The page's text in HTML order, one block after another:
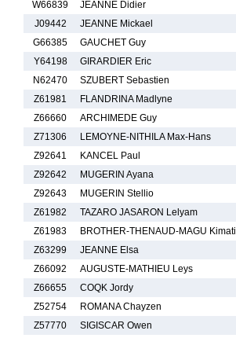
W66839
JEANNE Didier
J09442
JEANNE Mickael
G66385
GAUCHET Guy
Y64198
GIRARDIER Eric
N62470
SZUBERT Sebastien
Z61981
FLANDRINA Madlyne
Z66660
ARCHIMEDE Guy
Z71306
LEMOYNE-NITHILA Max-Hans
Z92641
KANCEL Paul
Z92642
MUGERIN Ayana
Z92643
MUGERIN Stellio
Z61982
TAZARO JASARON Lelyam
Z61983
BROTHER-THENAUD-MAGU Kimati
Z63299
JEANNE Elsa
Z66092
AUGUSTE-MATHIEU Leys
Z66655
COQK Jordy
Z52754
ROMANA Chayzen
Z57770
SIGISCAR Owen